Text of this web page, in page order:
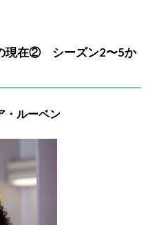
現在② シーズン2〜5か
・ルーベン